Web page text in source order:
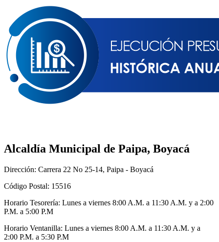
Alcaldía Municipal de Paipa, Boyacá
Dirección: Carrera 22 No 25-14, Paipa - Boyacá
Código Postal: 15516
Horario Tesorería: Lunes a viernes 8:00 A.M. a 11:30 A.M. y a 2:00
P.M. a 5:00 P.M
Horario Ventanilla: Lunes a viernes 8:00 A.M. a 11:30 A.M. y a
2:00 P.M. a 5:30 P.M